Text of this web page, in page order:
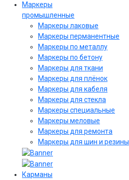
Маркеры
промышленные
Маркеры лаковые
Маркеры перманентные
Маркеры по металлу
Маркеры по бетону
Маркеры для ткани
Маркеры для плёнок
Маркеры для кабеля
Маркеры для стекла
Маркеры специальные
Маркеры меловые
Маркеры для ремонта
Маркеры для шин и резины
Карманы